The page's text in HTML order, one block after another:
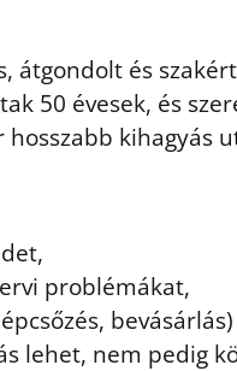
átgondolt és
50 évesek, és
kihagyás
problémákat,
lehet, nem pedig